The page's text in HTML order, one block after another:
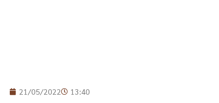
21/05/2022 13:40